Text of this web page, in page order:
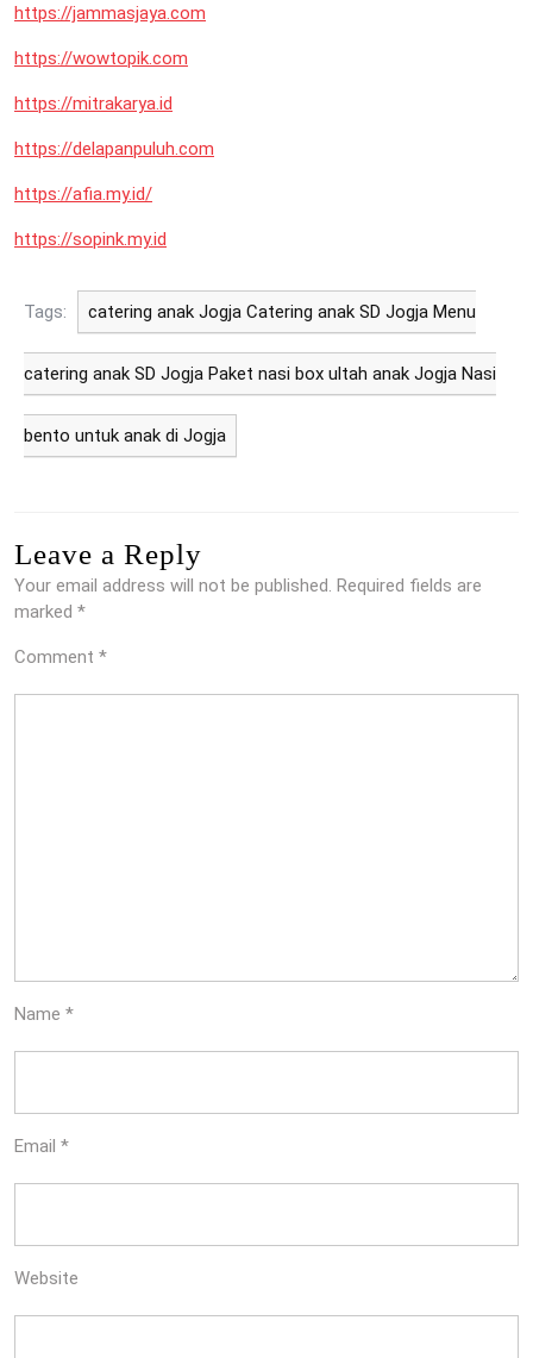
https://jammasjaya.com
https://wowtopik.com
https://mitrakarya.id
https://delapanpuluh.com
https://afia.my.id/
https://sopink.my.id
Tags: catering anak Jogja Catering anak SD Jogja Menu
catering anak SD Jogja Paket nasi box ultah anak Jogja Nasi
bento untuk anak di Jogja
Leave a Reply
Your email address will not be published. Required fields are
marked *
Comment *
Name *
Email *
Website